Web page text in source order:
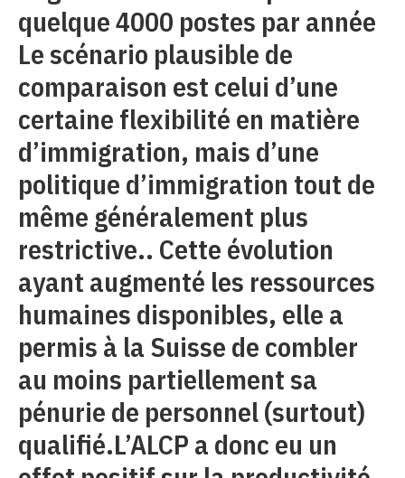
quelque 4000 postes par année
Le scénario plausible de
comparaison est celui d’une
certaine flexibilité en matière
d’immigration, mais d’une
politique d’immigration tout de
même généralement plus
restrictive.. Cette évolution
ayant augmenté les ressources
humaines disponibles, elle a
permis à la Suisse de combler
au moins partiellement sa
pénurie de personnel (surtout)
qualifié.L’ALCP a donc eu un